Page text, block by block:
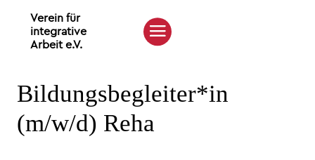
Verein für
integrative
Arbeit e.V.
Bildungsbegleiter*in
(m/w/d) Reha